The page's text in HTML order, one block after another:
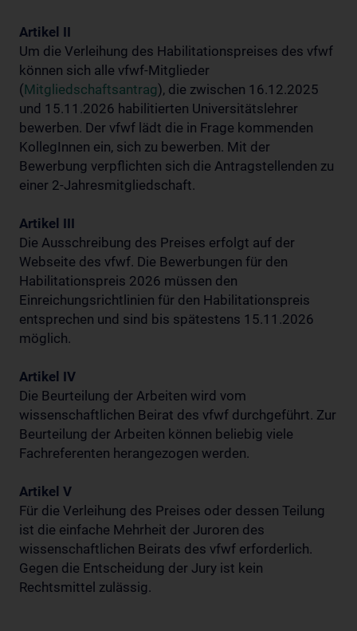
Artikel II
Um die Verleihung des Habilitationspreises des vfwf
können sich alle vfwf-Mitglieder
(Mitgliedschaftsantrag), die zwischen 16.12.2025
und 15.11.2026 habilitierten Universitätslehrer
bewerben. Der vfwf lädt die in Frage kommenden
KollegInnen ein, sich zu bewerben. Mit der
Bewerbung verpflichten sich die Antragstellenden zu
einer 2-Jahresmitgliedschaft.
Artikel III
Die Ausschreibung des Preises erfolgt auf der
Webseite des vfwf. Die Bewerbungen für den
Habilitationspreis 2026 müssen den
Einreichungsrichtlinien für den Habilitationspreis
entsprechen und sind bis spätestens 15.11.2026
möglich.
Artikel IV
Die Beurteilung der Arbeiten wird vom
wissenschaftlichen Beirat des vfwf durchgeführt. Zur
Beurteilung der Arbeiten können beliebig viele
Fachreferenten herangezogen werden.
Artikel V
Für die Verleihung des Preises oder dessen Teilung
ist die einfache Mehrheit der Juroren des
wissenschaftlichen Beirats des vfwf erforderlich.
Gegen die Entscheidung der Jury ist kein
Rechtsmittel zulässig.